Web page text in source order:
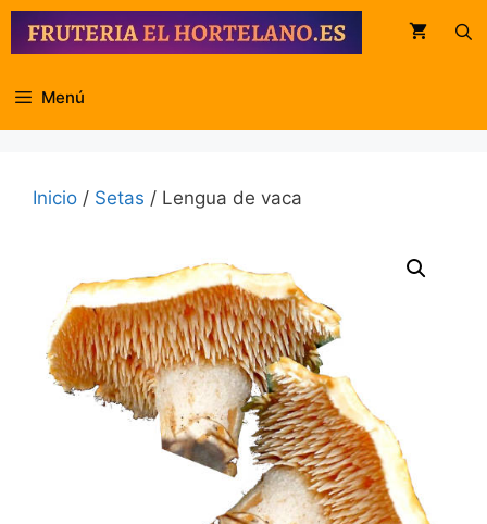
Saltar
Menú
Inicio / Setas / Lengua de vaca